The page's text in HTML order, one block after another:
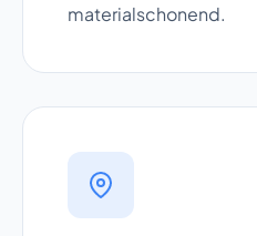
materialschonend.